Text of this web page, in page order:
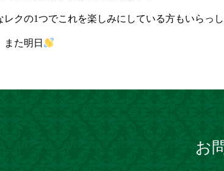
クの1つでこれを楽しみにしている方もいらっ
また明日
お